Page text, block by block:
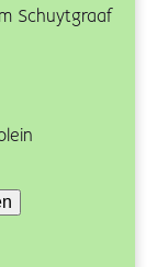
Schuytgraaf